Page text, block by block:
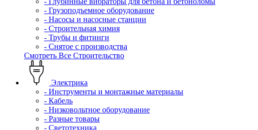
- Грузоподъемное оборудование
- Насосы и насосные станции
- Строительная химия
- Трубы и фитинги
- Снятое с производства
Смотреть Все Строительство
Электрика
- Инструменты и монтажные материалы
- Кабель
- Низковольтное оборудование
- Разные товары
- Светотехника